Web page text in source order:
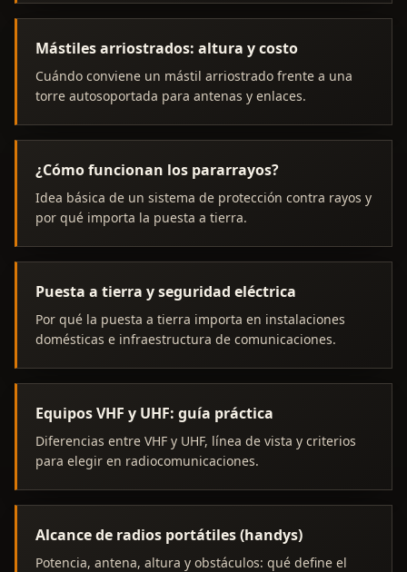
Mástiles arriostrados: altura y costo
Cuándo conviene un mástil arriostrado frente a una
torre autosoportada para antenas y enlaces.
¿Cómo funcionan los pararrayos?
Idea básica de un sistema de protección contra rayos y
por qué importa la puesta a tierra.
Puesta a tierra y seguridad eléctrica
Por qué la puesta a tierra importa en instalaciones
domésticas e infraestructura de comunicaciones.
Equipos VHF y UHF: guía práctica
Diferencias entre VHF y UHF, línea de vista y criterios
para elegir en radiocomunicaciones.
Alcance de radios portátiles (handys)
Potencia, antena, altura y obstáculos: qué define el